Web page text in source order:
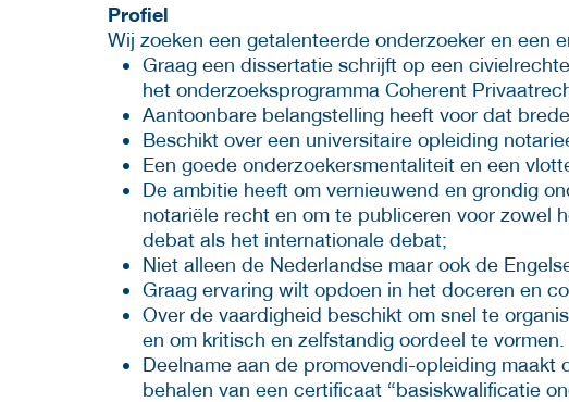
Profiel
Wij zoeken een getalenteerde onderzoeker en een
Graag een dissertatie schrijft op een
het onderzoeksprogramma Coherent
Aantoonbare belangstelling heeft voor dat
Beschikt over een universitaire opleiding
Een goede onderzoekersmentaliteit en een
De ambitie heeft om vernieuwend en grondig
notariële recht en om te publiceren voor zowel
debat als het internationale debat;
Niet alleen de Nederlandse maar ook de
Graag ervaring wilt opdoen in het doceren en
Over de vaardigheid beschikt om snel te
en om kritisch en zelfstandig oordeel te vormen.
Deelname aan de promovendi-opleiding maakt
behalen van een certificaat “basiskwalificatie